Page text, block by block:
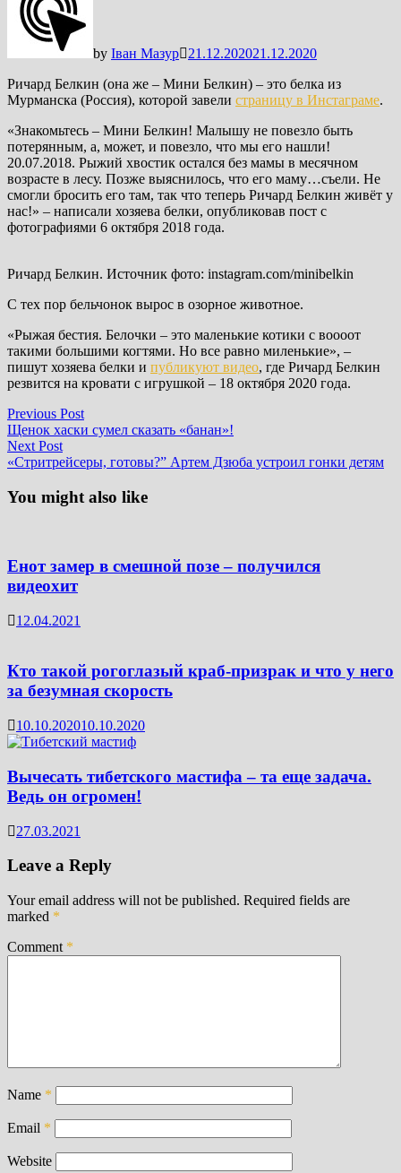
by Іван Мазур 21.12.202021.12.2020
Ричард Белкин (она же – Мини Белкин) – это белка из
Мурманска (Россия), которой завели страницу в Инстаграме.
«Знакомьтесь – Мини Белкин! Малышу не повезло быть
потерянным, а, может, и повезло, что мы его нашли!
20.07.2018. Рыжий хвостик остался без мамы в месячном
возрасте в лесу. Позже выяснилось, что его маму…съели. Не
смогли бросить его там, так что теперь Ричард Белкин живёт у
нас!» – написали хозяева белки, опубликовав пост с
фотографиями 6 октября 2018 года.
Ричард Белкин. Источник фото: instagram.com/minibelkin
С тех пор бельчонок вырос в озорное животное.
«Рыжая бестия. Белочки – это маленькие котики с воооот
такими большими когтями. Но все равно миленькие», –
пишут хозяева белки и публикуют видео, где Ричард Белкин
резвится на кровати с игрушкой – 18 октября 2020 года.
Post
navigation
Previous PostPrevious
post:
Щенок хаски сумел сказать «банан»!
Next PostNext
post:
«Стритрейсеры, готовы?” Артем Дзюба устроил гонки детям
You might also like
Енот замер в смешной позе – получился
видеохит
12.04.2021
Кто такой рогоглазый краб-призрак и что у него
за безумная скорость
10.10.202010.10.2020
Вычесать тибетского мастифа – та еще задача.
Ведь он огромен!
27.03.2021
Leave a Reply
Your email address will not be published. Required fields are
marked *
Comment *
Name *
Email *
Website